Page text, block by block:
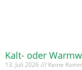
Kalt- oder
13. Juli 2026 Keine